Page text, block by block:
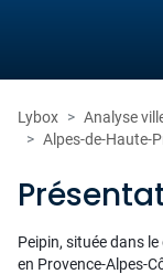
Lybox Analyse
Alpes-de-Haute-
Peipin, située dans
en Provence-Alpes-